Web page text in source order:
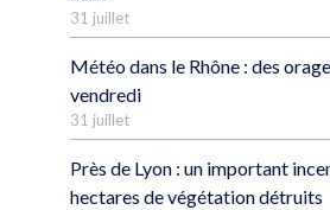
31 juillet
Météo dans le Rhône : des
vendredi
31 juillet
Près de Lyon : un important
hectares de végétation détruits